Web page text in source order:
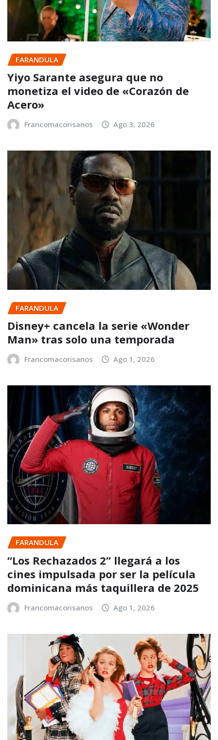
FARANDULA
Yiyo Sarante asegura que no
monetiza el video de «Corazón de
Acero»
Francomacorisanos Ago 3, 2026
FARANDULA
Disney+ cancela la serie «Wonder
Man» tras solo una temporada
Francomacorisanos Ago 1, 2026
FARANDULA
“Los Rechazados 2” llegará a los
cines impulsada por ser la película
dominicana más taquillera de 2025
Francomacorisanos Ago 1, 2026